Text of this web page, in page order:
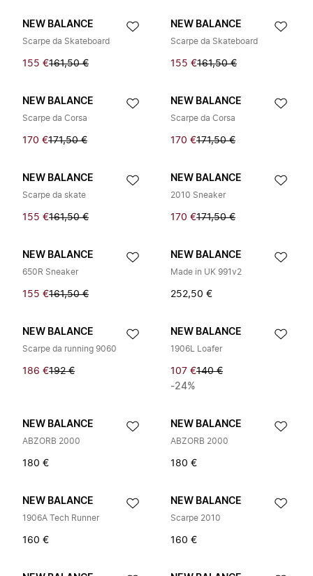
NEW BALANCE
Scarpe da Skateboard
155 €161,50 €
NEW BALANCE
Scarpe da Skateboard
155 €161,50 €
NEW BALANCE
Scarpe da Corsa
170 €171,50 €
NEW BALANCE
Scarpe da Corsa
170 €171,50 €
NEW BALANCE
Scarpe da skate
155 €161,50 €
NEW BALANCE
2010 Sneaker
170 €171,50 €
NEW BALANCE
650R Sneaker
155 €161,50 €
NEW BALANCE
Made in UK 991v2
252,50 €
NEW BALANCE
Scarpe da running 9060
186 €192 €
NEW BALANCE
1906L Loafer
107 €140 €
-24%
NEW BALANCE
ABZORB 2000
180 €
NEW BALANCE
ABZORB 2000
180 €
NEW BALANCE
1906A Tech Runner
160 €
NEW BALANCE
Scarpe 2010
160 €